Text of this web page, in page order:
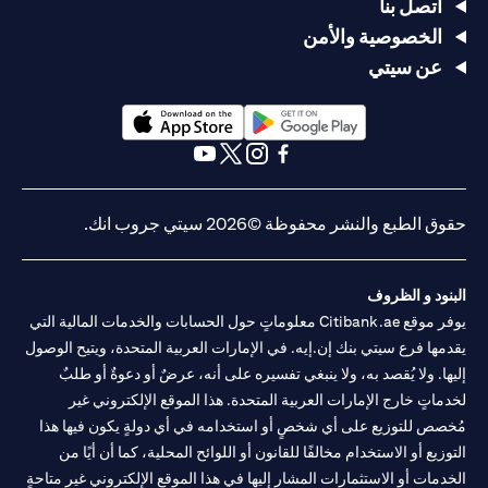
سعر
الدولار
الين
USD/JPY
في
يومًا التالية
التأثير
على
القرض
لا تأثير، لا
القرض
القرض من
الين الياباني
الدولار
105 لتحقيق
الربح، ويتم
إلغاء الأمر
الآخر (أمر
وقف
الخسارة عند
سعر
USD/JPY =
القرض من
الين الياباني
(JPY) إلى
الدولار
100 لوقف
الخسارة،
ويتم إلغاء
الأمر الآخر
(أمر جني
الأرباح عند
سعر
USD/JPY =
يتم تحويل
لأن
الطلب قد
انتهى
اتصل بنا
الخصوصية والأمن
عن سيتي
opens in a new tab
opens in a new tab
حقوق الطبع والنشر محفوظة ©2026 سيتي جروب انك.
البنود و الظروف
يوفر موقع Citibank.ae معلوماتٍ حول الحسابات والخدمات المالية التي
يقدمها فرع سيتي بنك إن.إيه. في الإمارات العربية المتحدة، ويتيح الوصول
إليها. ولا يُقصد به، ولا ينبغي تفسيره على أنه، عرضٌ أو دعوةٌ أو طلبٌ
لخدماتٍ خارج الإمارات العربية المتحدة. هذا الموقع الإلكتروني غير
مُخصص للتوزيع على أي شخصٍ أو استخدامه في أي دولةٍ يكون فيها هذا
التوزيع أو الاستخدام مخالفًا للقانون أو اللوائح المحلية، كما أن أيًا من
الخدمات أو الاستثمارات المشار إليها في هذا الموقع الإلكتروني غير متاحةٍ